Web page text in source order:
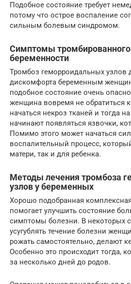
Подобное состояние требует
потому что острое воспаление
сильным болевым синдромом.
Симптомы
беременности
Тромбоз геморроидальных узлов
дискомфорта беременным
подобное состояние очень
женщина вовремя не обратиться
начаться некроз тканей и тогда
начинают появляться язвочки,
Помимо этого может начаться
воспалительный процесс,
матери, так и для ребенка.
Методы лечения тромбоза
узлов у беременных
Хорошо подобранная
помогает улучшить состояние
симптомы болезни. В некоторых
усугублять течение болезни
рожать самостоятельно, делают
Особенно это происходит тогда,
за несколько дней до родов.